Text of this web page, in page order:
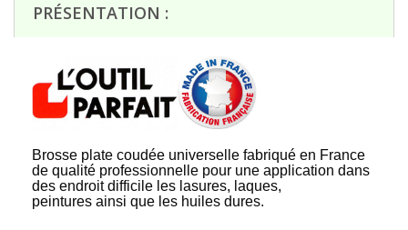
PRÉSENTATION :
Brosse plate coudée universelle fabriqué en France
de qualité professionnelle pour une application dans
des endroit difficile les lasures, laques,
peintures ainsi que les huiles dures.